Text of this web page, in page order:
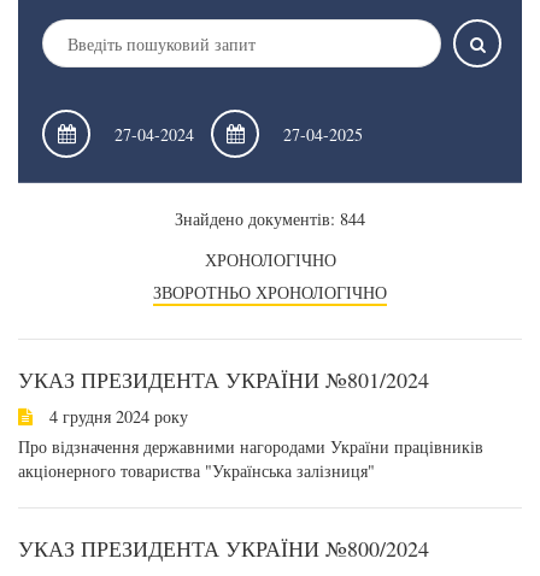
Знайдено документів: 844
ХРОНОЛОГІЧНО
ЗВОРОТНЬО ХРОНОЛОГІЧНО
УКАЗ ПРЕЗИДЕНТА УКРАЇНИ №801/2024
4 грудня 2024 року
Про відзначення державними нагородами України працівників
акціонерного товариства "Українська залізниця"
УКАЗ ПРЕЗИДЕНТА УКРАЇНИ №800/2024